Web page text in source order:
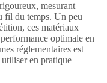
mesurant
fil du temps. Un peu
ces matériaux
optimale en
réglementaires est
en pratique